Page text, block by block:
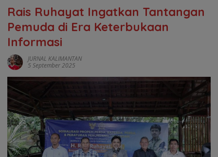
Rais Ruhayat Ingatkan Tantangan
Pemuda di Era Keterbukaan
Informasi
JURNAL KALIMANTAN
5 September 2025